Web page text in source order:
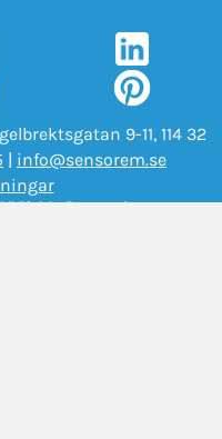
9-11, 114 32
info@sensorem.se
Rights Reserved.